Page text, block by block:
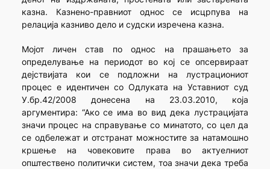
казна. Казнено-правниот однос се исцрпува на
релација казниво дело и судски изречена казна.
Мојот личен став по однос на прашањето за
определување на периодот во кој се опсервираат
дејствијата кои се подложни на лустрациониот
процес е идентичен со Одлуката на Уставниот суд
У.бр.42/2008 донесена на 23.03.2010, која
аргументира: “Ако се има во вид дека лустрацијата
значи процес на справување со минатото, со цел да
се одбележат и отстранат можностите за натамошно
кршење на човековите права во актуелниот
општествено политички систем, тоа значи дека треба